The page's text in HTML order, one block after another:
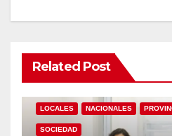
Related Post
LOCALES NACIONALES
SOCIEDAD